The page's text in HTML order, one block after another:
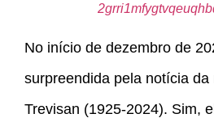
No início de dezembro de
surpreendida pela notícia da
Trevisan (1925-2024). Sim,